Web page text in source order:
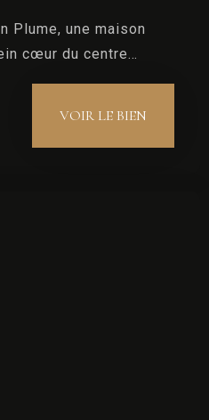
Plume, une maison
cœur du centre
VOIR LE BIEN